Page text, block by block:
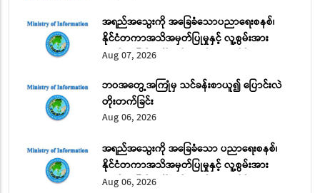
အရည်အသွေးကို အခြေခံသောပညာရေးစနစ်၊
နိုင်ငံတကာအသိအမှတ်ပြုမှုနှင့် လူ့စွမ်းအား
အရင်းအမြစ် ဖွံ့ဖြိုးတိုးတက်ရေး အပိုင်း (၂)
Aug 07, 2026
ဘဝအတွေ့အကြုံမှ သင်ခန်းစာယူ၍ ပြောင်းလဲ
တိုးတက်ခြင်း
Aug 06, 2026
အရည်အသွေးကို အခြေခံသော ပညာရေးစနစ်၊
နိုင်ငံတကာအသိအမှတ်ပြုမှုနှင့် လူ့စွမ်းအား
အရင်းအမြစ် ဖွံ့ဖြိုးတိုးတက်ရေး အပိုင်း (၁)
Aug 06, 2026